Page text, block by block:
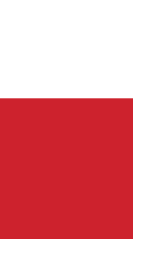
nosotros para